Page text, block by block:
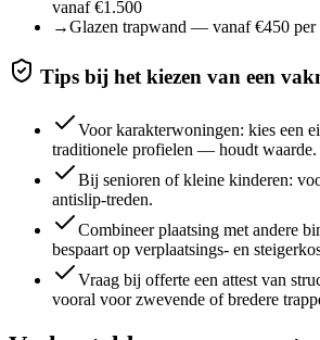
vanaf €1.500
→Glazen trapwand — vanaf €450 per
Tips bij het kiezen van een
Voor karakterwoningen: kies een
traditionele profielen — houdt waarde.
Bij senioren of kleine kinderen:
antislip-treden.
Combineer plaatsing met andere
bespaart op verplaatsings- en
Vraag bij offerte een attest van
vooral voor zwevende of bredere